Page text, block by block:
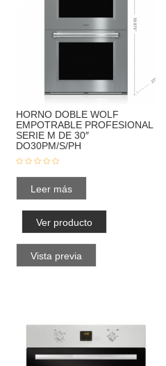
HORNO DOBLE WOLF
EMPOTRABLE PROFESIONAL
SERIE M DE 30″
DO30PM/S/PH
Leer más
Ver producto
Vista previa